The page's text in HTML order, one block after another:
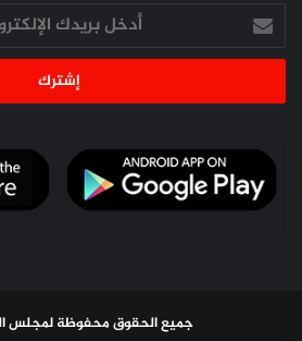
أدخل
بريدك
الإلكتروني
جميع الحقوق محفوظة لمجلس